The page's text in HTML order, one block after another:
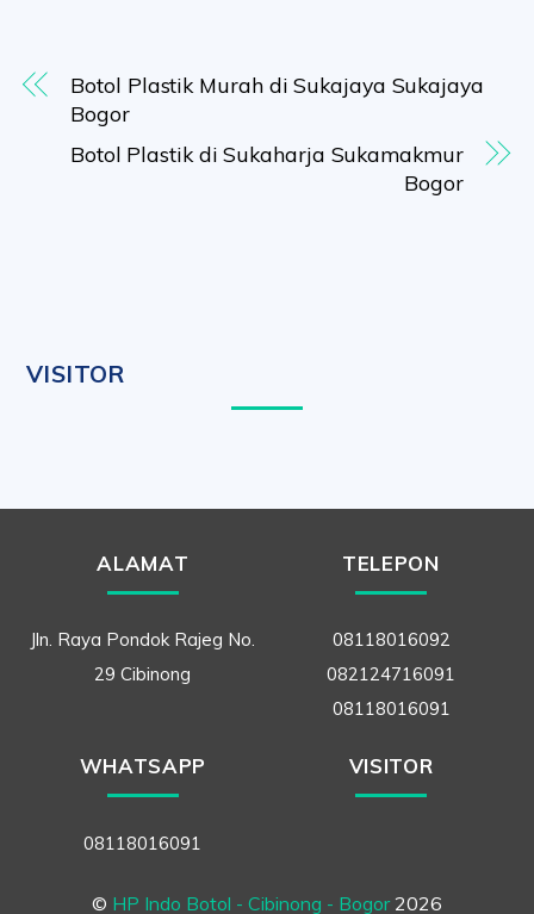
Botol Plastik Murah di Sukajaya Sukajaya
Bogor
Botol Plastik di Sukaharja Sukamakmur
Bogor
VISITOR
ALAMAT
Jln. Raya Pondok Rajeg No.
29 Cibinong
TELEPON
08118016092
082124716091
08118016091
WHATSAPP
08118016091
VISITOR
© HP Indo Botol - Cibinong - Bogor2026